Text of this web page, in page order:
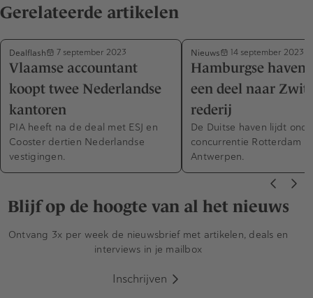
Gerelateerde artikelen
Dealflash 7 september 2023
Vlaamse accountant
koopt twee Nederlandse
kantoren
PIA heeft na de deal met ESJ en
Cooster dertien Nederlandse
vestigingen.
Nieuws 14 september 2023
Hamburgse haven
een deel naar
rederij
De Duitse haven lijdt
concurrentie Rotterdam
Antwerpen.
Blijf op de hoogte van al het nieuws
Ontvang 3x per week de nieuwsbrief met artikelen, deals en
interviews in je mailbox
Inschrijven